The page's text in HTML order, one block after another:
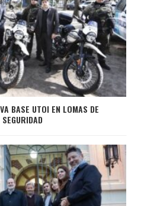
BASE UTOI EN LOMAS DE